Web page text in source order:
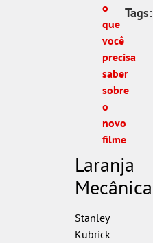
o
que
você
precisa
saber
sobre
o
novo
filme
Laranja
Mecânica
Stanley
Kubrick
Tags: